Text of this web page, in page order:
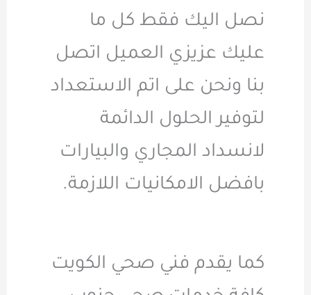
نصل اليك فقط كل ما
عليك عزيزي العميل اتصل
بنا ونحن على اتم الاستعداد
لتوفير الحلول الدائمة
لانسداد المجاري والبيارات
بافضل الامكانيات اللازمة.
كما يقدم فني صحي الكويت